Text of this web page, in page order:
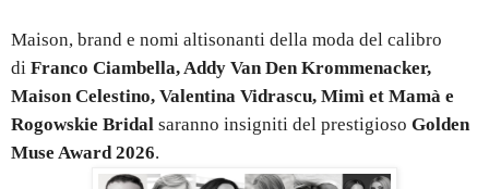
Maison, brand e nomi altisonanti della moda del calibro
di Franco Ciambella, Addy Van Den Krommenacker,
Maison Celestino, Valentina Vidrascu, Mimì et Mamà e
Rogowskie Bridal saranno insigniti del prestigioso Golden
Muse Award 2026.